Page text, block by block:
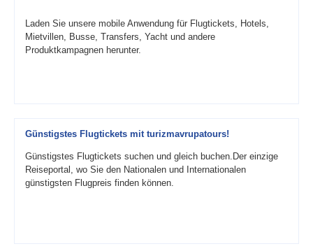
Laden Sie unsere mobile Anwendung für Flugtickets, Hotels,
Mietvillen, Busse, Transfers, Yacht und andere
Produktkampagnen herunter.
Günstigstes Flugtickets mit turizmavrupatours!
Günstigstes Flugtickets suchen und gleich buchen.Der einzige
Reiseportal, wo Sie den Nationalen und Internationalen
günstigsten Flugpreis finden können.